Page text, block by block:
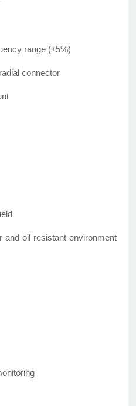
range (±5%)
connector
and oil resistant environment